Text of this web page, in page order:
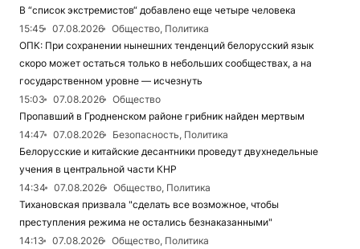
В “список экстремистов“ добавлено еще четыре человека
15:45
07.08.2026
Общество, Политика
ОПК: При сохранении нынешних тенденций белорусский язык
скоро может остаться только в небольших сообществах, а на
государственном уровне — исчезнуть
15:03
07.08.2026
Общество
Пропавший в Гродненском районе грибник найден мертвым
14:47
07.08.2026
Безопасность, Политика
Белорусские и китайские десантники проведут двухнедельные
учения в центральной части КНР
14:34
07.08.2026
Общество, Политика
Тихановская призвала "сделать все возможное, чтобы
преступления режима не остались безнаказанными"
14:13
07.08.2026
Общество, Политика